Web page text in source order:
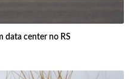
data center no RS